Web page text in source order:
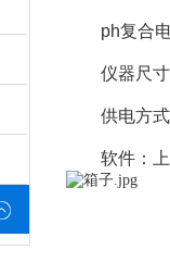
ph复合电
仪器尺寸
供电方式
软件：上